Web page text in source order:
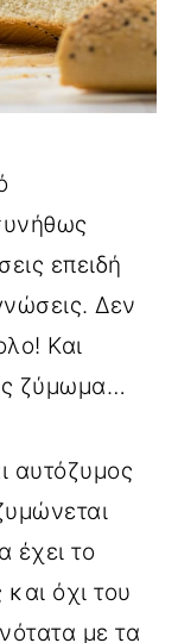
επειδή
Δεν
Και
ζύμωμα…
αυτόζυμος
έχει το
όχι του
με τα